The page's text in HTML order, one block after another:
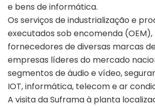
e bens de informática.
Os serviços de industrialização e
executados sob encomenda
fornecedores de diversas marcas
empresas líderes do mercado
segmentos de áudio e vídeo,
IOT, informática, telecom e ar
A visita da Suframa à planta